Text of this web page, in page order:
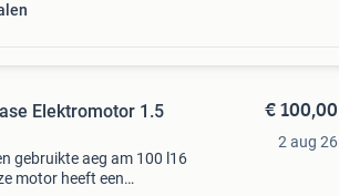
Elektromotor 1.5
gebruikte aeg am 100 l16
motor heeft een
€ 100,00
2 aug 26